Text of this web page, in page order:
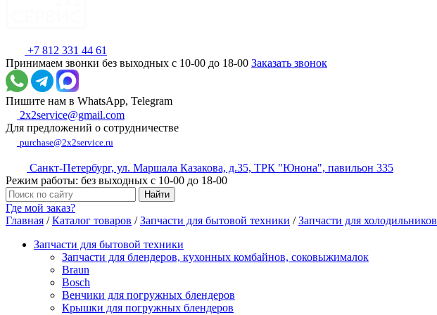
+7 812 331 44 61
Принимаем звонки без выходных с 10-00 до 18-00 Заказать звонок
Пишите нам в WhatsApp, Telegram
2x2service@gmail.com
Для предложений о сотрудничестве
purchase@2x2service.ru
Санкт-Петербург, ул. Маршала Казакова, д.35, ТРК "Юнона", павильон 335
Режим работы: без выходных с 10-00 до 18-00
Где мой заказ?
Главная /Каталог товаров /Запчасти для бытовой техники /Запчасти для холодильников
Запчасти для бытовой техники
Запчасти для блендеров, кухонных комбайнов, соковыжималок
Braun
Bosch
Венчики для погружных блендеров
Крышки для погружных блендеров